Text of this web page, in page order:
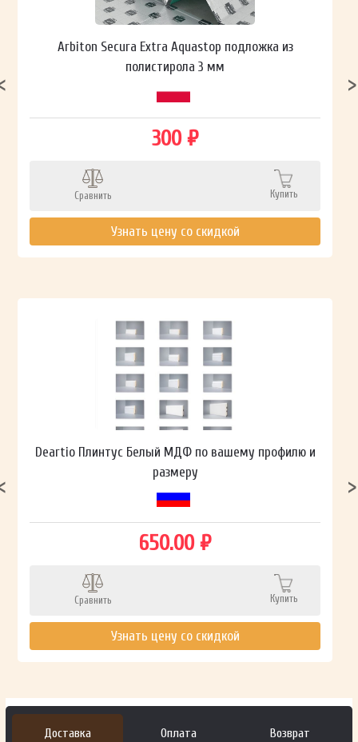
Arbiton Secura Extra Aquastop подложка из
полистирола 3 мм
300 ₽
Сравнить Купить
Узнать цену со скидкой
Deartio Плинтус Белый МДФ по вашему профилю и
размеру
650.00 ₽
Сравнить Купить
Узнать цену со скидкой
Доставка Оплата Возврат